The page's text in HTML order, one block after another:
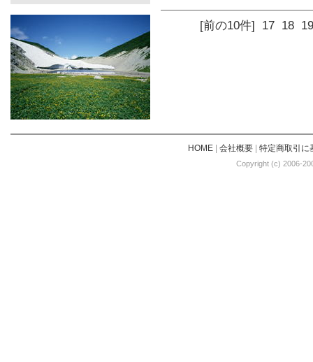
[前の10件] 17 18 19
HOME| 会社概要| 特定商取引に
Copyright (c) 2006-